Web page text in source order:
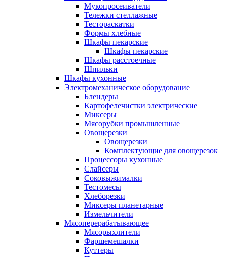
Мукопросеиватели
Тележки стеллажные
Тестораскатки
Формы хлебные
Шкафы пекарские
Шкафы пекарские
Шкафы расстоечные
Шпильки
Шкафы кухонные
Электромеханическое оборудование
Блендеры
Картофелечистки электрические
Миксеры
Мясорубки промышленные
Овощерезки
Овощерезки
Комплектующие для овощерезок
Процессоры кухонные
Слайсеры
Соковыжималки
Тестомесы
Хлеборезки
Миксеры планетарные
Измельчители
Мясоперерабатывающее
Мясорыхлители
Фаршемешалки
Куттеры